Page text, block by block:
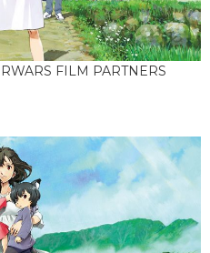
FILM PARTNERS